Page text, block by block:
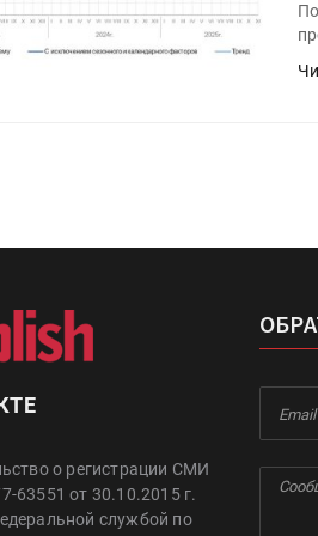
о регистрации СМИ
63551 от 30.10.2015 г.
службой по